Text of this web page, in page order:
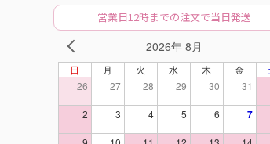
営業日12時までの注文で当日発送
2026年 8月
日 月 火 水 木 金
26
27 28 29 30 31
2 3 4 5 6 7